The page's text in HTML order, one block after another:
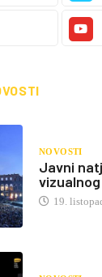
NOVOSTI
Javni
19.